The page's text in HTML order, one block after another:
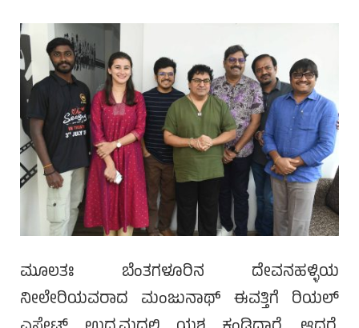
ಮೂಲತಃ ಬೆಂತಗಳೂರಿನ ದೇವನಹಳ್ಳಿಯ
ನೀಲೇರಿಯವರಾದ ಮಂಜುನಾಥ್ ಈವತ್ತಿಗೆ ರಿಯಲ್